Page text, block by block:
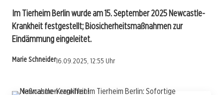
Im Tierheim Berlin wurde am 15. September 2025 Newcastle-
Krankheit festgestellt; Biosicherheitsmaßnahmen zur
Eindämmung eingeleitet.
Marie Schneider16.09.2025, 12:55 Uhr